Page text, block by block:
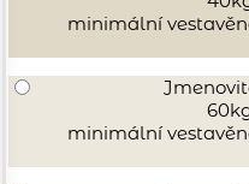
minimální
minimální